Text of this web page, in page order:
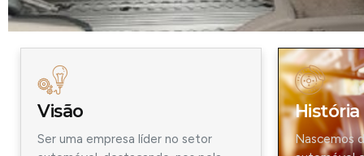
Visão
Ser uma empresa líder no setor
História
Nascemos